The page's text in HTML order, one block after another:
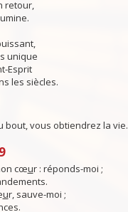
retour,
unique
Esprit
les siècles.
bout, vous obtiendrez la vie.
cœur : réponds-moi ;
ur, sauve-moi ;